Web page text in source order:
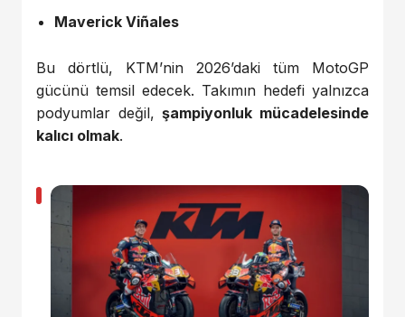
Maverick Viñales
Bu dörtlü, KTM’nin 2026’daki tüm MotoGP
gücünü temsil edecek. Takımın hedefi yalnızca
podyumlar değil,şampiyonluk mücadelesinde
kalıcı olmak.